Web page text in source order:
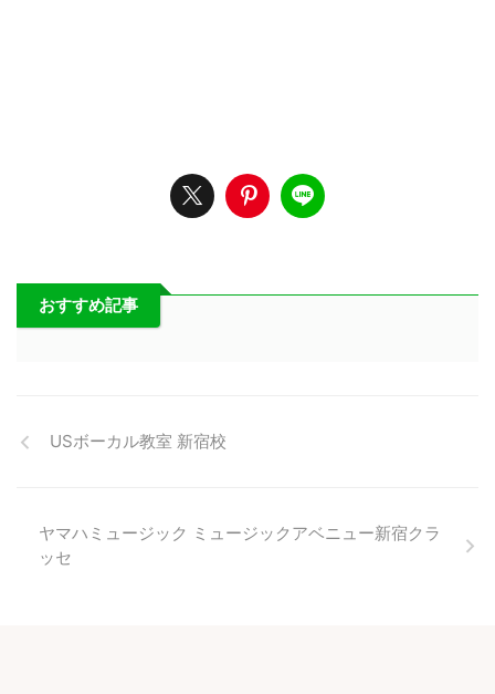
おすすめ記事
USボーカル教室 新宿校
ヤマハミュージック ミュージックアベニュー新宿クラ
ッセ